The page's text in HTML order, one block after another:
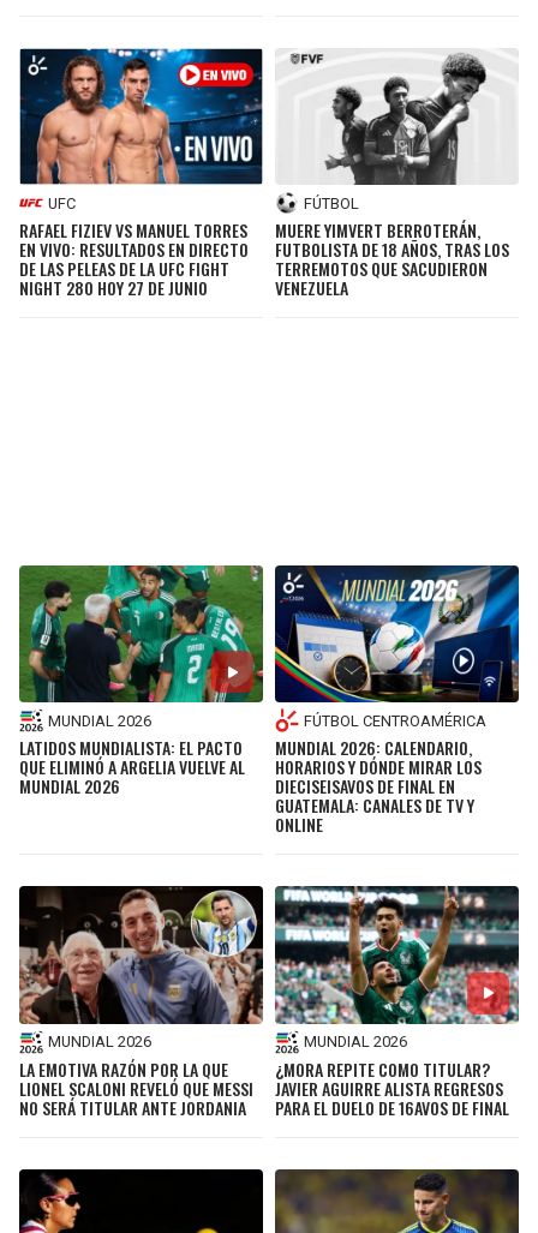
UFC
RAFAEL FIZIEV VS MANUEL TORRES
EN VIVO: RESULTADOS EN DIRECTO
DE LAS PELEAS DE LA UFC FIGHT
NIGHT 280 HOY 27 DE JUNIO
FÚTBOL
MUERE YIMVERT BERROTERÁN,
FUTBOLISTA DE 18 AÑOS, TRAS LOS
TERREMOTOS QUE SACUDIERON
VENEZUELA
MUNDIAL 2026
LATIDOS MUNDIALISTA: EL PACTO
QUE ELIMINÓ A ARGELIA VUELVE AL
MUNDIAL 2026
FÚTBOL CENTROAMÉRICA
MUNDIAL 2026: CALENDARIO,
HORARIOS Y DÓNDE MIRAR LOS
DIECISEISAVOS DE FINAL EN
GUATEMALA: CANALES DE TV Y
ONLINE
MUNDIAL 2026
LA EMOTIVA RAZÓN POR LA QUE
LIONEL SCALONI REVELÓ QUE MESSI
NO SERÁ TITULAR ANTE JORDANIA
MUNDIAL 2026
¿MORA REPITE COMO TITULAR?
JAVIER AGUIRRE ALISTA REGRESOS
PARA EL DUELO DE 16AVOS DE FINAL